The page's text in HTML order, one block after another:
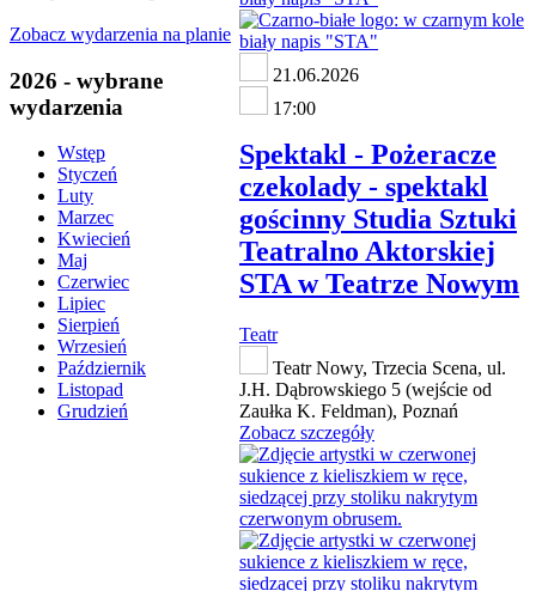
Zobacz wydarzenia na planie
2026 - wybrane
wydarzenia
Wstęp
Styczeń
Luty
Marzec
Kwiecień
Maj
Czerwiec
Lipiec
Sierpień
Wrzesień
Październik
Listopad
Grudzień
21.06.2026
17:00
Spektakl - Pożeracze
czekolady - spektakl
gościnny Studia Sztuki
Teatralno Aktorskiej
STA w Teatrze Nowym
Teatr
Teatr Nowy, Trzecia Scena, ul.
J.H. Dąbrowskiego 5 (wejście od
Zaułka K. Feldman), Poznań
Zobacz szczegóły